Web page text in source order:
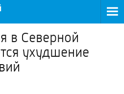
в Северной
ухудшение